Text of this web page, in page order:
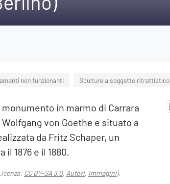
non funzionanti Sculture a soggetto ritrattistico
in marmo di Carrara
von Goethe e situato a
da Fritz Schaper, un
1876 e il 1880.
CC BY-SA 3.0, Autori, Immagini).